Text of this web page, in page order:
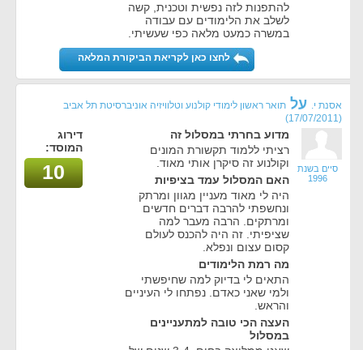
להתפנות לזה נפשית וטכנית, קשה
לשלב את הלימודים עם עבודה
במשרה כמעט מלאה כפי שעשיתי.
לחצו כאן לקריאת הביקורת המלאה
אסנת י. על תואר ראשון לימודי קולנוע וטלוויזיה אוניברסיטת תל אביב
(17/07/2011)
סיים בשנת
1996
מדוע בחרתי במסלול זה
רציתי ללמוד תקשורת המונים
וקולנוע זה סיקרן אותי מאוד.
האם המסלול עמד בציפיות
היה לי מאוד מעניין מגוון ומרתק
ונחשפתי להרבה דברים חדשים
ומרתקים. הרבה מעבר למה
שציפיתי. זה היה להכנס לעולם
קסום עצום ונפלא.
מה רמת הלימודים
התאים לי בדיוק למה שחיפשתי
ולמי שאני כאדם. נפתחו לי העיניים
והראש.
העצה הכי טובה למתעניינים
במסלול
דירוג
המוסד:
10